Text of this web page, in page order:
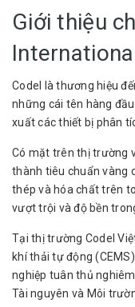
Giới thiệu
Codel là thương hiệu
những cái tên hàng
xuất các thiết bị phân
Có mặt trên thị trường
thành tiêu chuẩn vàng
thép và hóa chất trên
vượt trội và độ bền
Tại thị trường Codel
khí thải tự động
nghiệp tuân thủ
Tài nguyên và Môi